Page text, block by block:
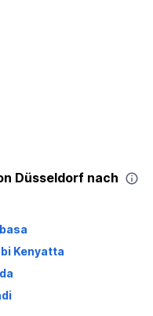
Düsseldorf nach
Kenyatta